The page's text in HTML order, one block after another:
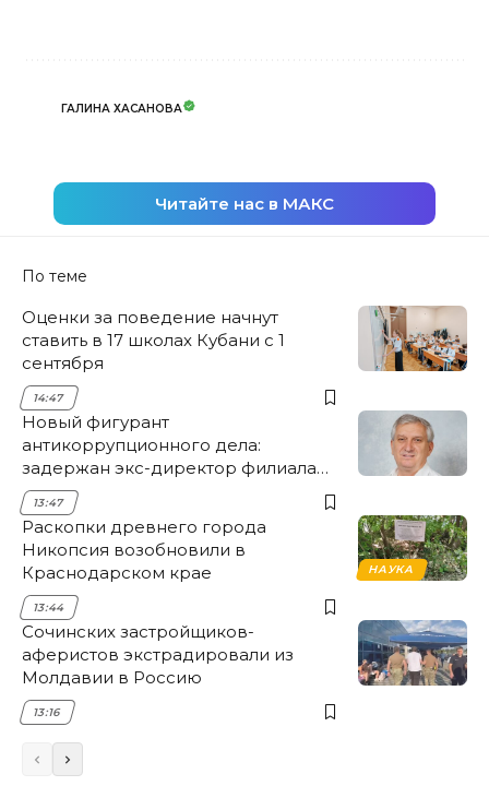
ГАЛИНА ХАСАНОВА
Читайте нас в МАКС
По теме
Оценки за поведение начнут
ставить в 17 школах Кубани с 1
сентября
14:47
Новый фигурант
антикоррупционного дела:
задержан экс-директор филиала
НЭСК Крымска
13:47
НАУКА
Раскопки древнего города
Никопсия возобновили в
Краснодарском крае
13:44
Сочинских застройщиков-
аферистов экстрадировали из
Молдавии в Россию
13:16